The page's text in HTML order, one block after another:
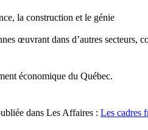
la construction et le génie
œuvrant dans d’autres secteurs,
économique du Québec.
dans Les Affaires : Les cadres